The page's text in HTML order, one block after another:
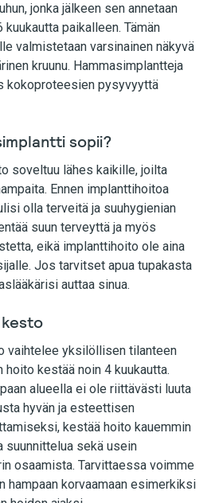
jonka jälkeen sen annetaan
paikalleen. Tämän
valmistetaan varsinainen näkyvä
kruunu. Hammasimplantteja
kokoproteesien pysyvyyttä
sopii?
soveltuu lähes kaikille, joilta
Ennen implanttihoitoa
olla terveitä ja suuhygienian
suun terveyttä ja myös
eikä implanttihoito ole aina
Jos tarvitset apua tupakasta
auttaa sinua.
vaihtelee yksilöllisen tilanteen
hoito kestää noin 4 kuukautta.
alueella ei ole riittävästi luuta
hyvän ja esteettisen
kestää hoito kauemmin
suunnittelua sekä usein
osaamista. Tarvittaessa voimme
hampaan korvaamaan esimerkiksi